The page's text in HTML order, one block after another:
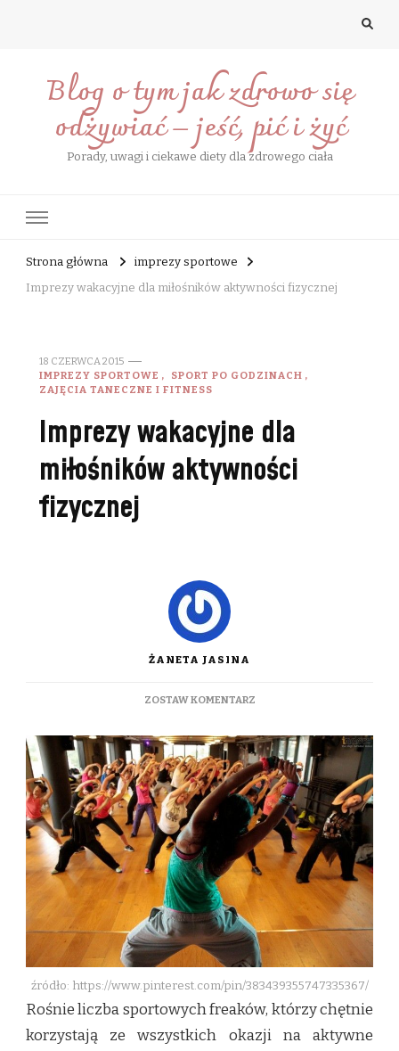
Blog o tym jak zdrowo się
odżywiać – jeść, pić i żyć
Porady, uwagi i ciekawe diety dla zdrowego ciała
Strona główna
imprezy sportowe
Imprezy wakacyjne dla miłośników aktywności fizycznej
18 CZERWCA 2015
IMPREZY SPORTOWE
SPORT PO GODZINACH
ZAJĘCIA TANECZNE I FITNESS
Imprezy wakacyjne dla
miłośników aktywności
fizycznej
ŻANETA JASINA
ZOSTAW KOMENTARZDO
DLA
MIŁOŚNIKÓW
AKTYWNOŚCI
FIZYCZNEJ
źródło: https://www.pinterest.com/pin/383439355747335367/
Rośnie liczba sportowych freaków, którzy chętnie
korzystają ze wszystkich okazji na aktywne